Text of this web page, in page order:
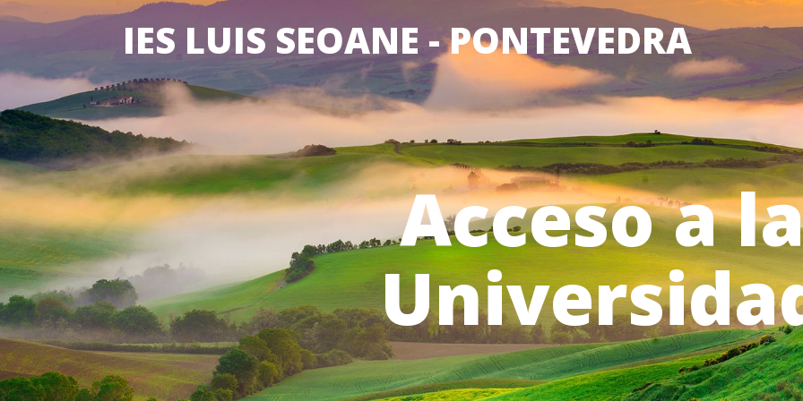
IES LUIS SEOANE - PONTEVEDRA
Acceso a